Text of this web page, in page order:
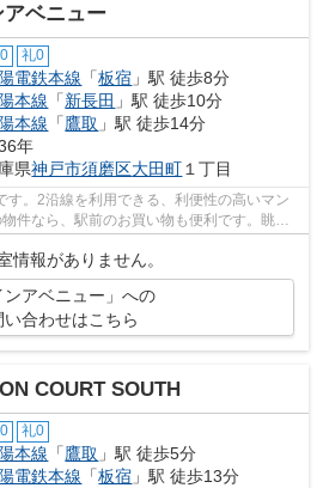
アベニュー
礼0
電鉄本線 「板宿 」駅 徒歩8分
本線 「新長田 」駅 徒歩10分
本線 「鷹取 」駅 徒歩14分
年
県神戸市須磨区大田町 １丁目
す。2沿線を利用できる、利便性の高いマン
件なら、駅前のお買い物も便利です。眺望
情報がありません。
ンアベニュー」への
い合わせはこちら
COURT SOUTH
礼0
本線 「鷹取 」駅 徒歩5分
電鉄本線 「板宿 」駅 徒歩13分